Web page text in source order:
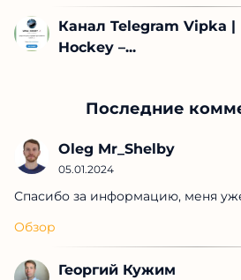
Канал Telegram Vipka |
Hockey –...
Последние
Oleg Mr_Shelby
05.01.2024
Спасибо за информацию, меня
Обзор
Георгий Кужим